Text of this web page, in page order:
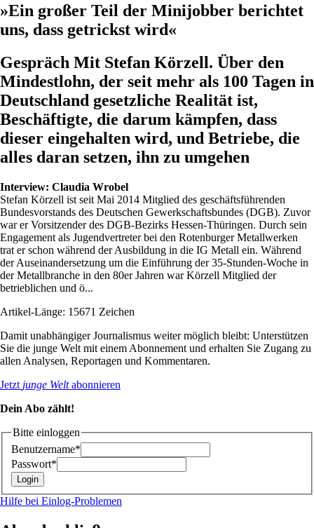
»Ein großer Teil der Minijobber berichtet
uns, dass getrickst wird«
Gespräch Mit Stefan Körzell. Über den
Mindestlohn, der seit mehr als 100 Tagen in
Deutschland gesetzliche Realität ist,
Beschäftigte, die darum kämpfen, dass
dieser eingehalten wird, und Betriebe, die
alles daran setzen, ihn zu umgehen
Interview: Claudia Wrobel
Stefan Körzell ist seit Mai 2014 Mitglied des geschäftsführenden
Bundesvorstands des Deutschen Gewerkschaftsbundes (DGB). Zuvor
war er Vorsitzender des DGB-Bezirks Hessen-Thüringen. Durch sein
Engagement als Jugendvertreter bei den Rotenburger Metallwerken
trat er schon während der Ausbildung in die IG Metall ein. Während
der Auseinandersetzung um die Einführung der 35-Stunden-Woche in
der Metallbranche in den 80er Jahren war Körzell Mitglied der
betrieblichen und ö...
Artikel-Länge: 15671 Zeichen
Damit unabhängiger Journalismus weiter möglich bleibt: Unterstützen
Sie die junge Welt mit einem Abonnement und erhalten Sie Zugang zu
allen Analysen, Reportagen und Kommentaren.
Jetzt junge Weltabonnieren
Dein Abo zählt!
Bitte einloggen
Benutzername*
Passwort*
Hilfe bei Einlog-Problemen